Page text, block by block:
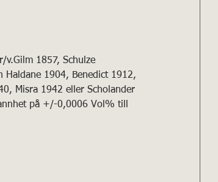
v.Gilm 1857, Schulze
Haldane 1904, Benedict 1912,
Misra 1942 eller Scholander
på +/-0,0006 Vol% till